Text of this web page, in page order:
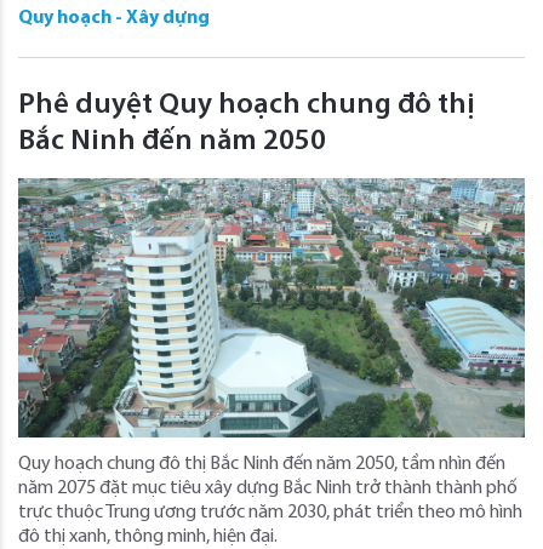
Quy hoạch - Xây dựng
Phê duyệt Quy hoạch chung đô thị
Bắc Ninh đến năm 2050
Quy hoạch chung đô thị Bắc Ninh đến năm 2050, tầm nhìn đến
năm 2075 đặt mục tiêu xây dựng Bắc Ninh trở thành thành phố
trực thuộc Trung ương trước năm 2030, phát triển theo mô hình
đô thị xanh, thông minh, hiện đại.